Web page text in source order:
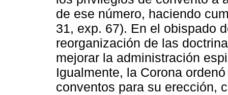
de ese número, haciendo
31, exp. 67). En el obispado
reorganización de las
mejorar la administración
Igualmente, la Corona
conventos para su erección,